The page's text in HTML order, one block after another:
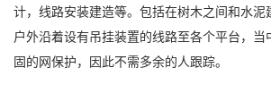
计，线路安装建造等。包括在树木之间和水泥
户外沿着设有吊挂装置的线路至各个平台，当
固的网保护，因此不需多余的人跟踪。